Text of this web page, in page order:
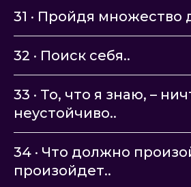
31 · Пройдя множество
32 · Поиск себя..
33 · То, что я знаю, –
неустойчиво..
34 · Что должно
произойдет..